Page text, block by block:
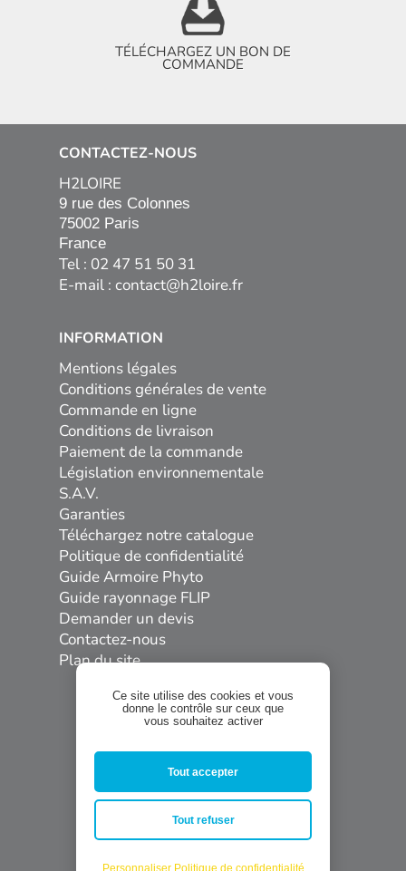
TÉLÉCHARGEZ UN BON DE
COMMANDE
CONTACTEZ-NOUS
H2LOIRE
9 rue des Colonnes
75002 Paris
France
Tel : 02 47 51 50 31
E-mail : contact@h2loire.fr
INFORMATION
Mentions légales
Conditions générales de vente
Commande en ligne
Conditions de livraison
Paiement de la commande
Législation environnementale
S.A.V.
Garanties
Téléchargez notre catalogue
Politique de confidentialité
Guide Armoire Phyto
Guide rayonnage FLIP
Demander un devis
Contactez-nous
Plan du site
 
Ce site utilise des cookies et vous
donne le contrôle sur ceux que
vous souhaitez activer
Tout accepter
Tout refuser
Personnaliser Politique de confidentialité